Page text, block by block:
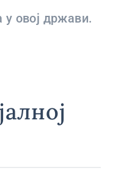
овој држави.